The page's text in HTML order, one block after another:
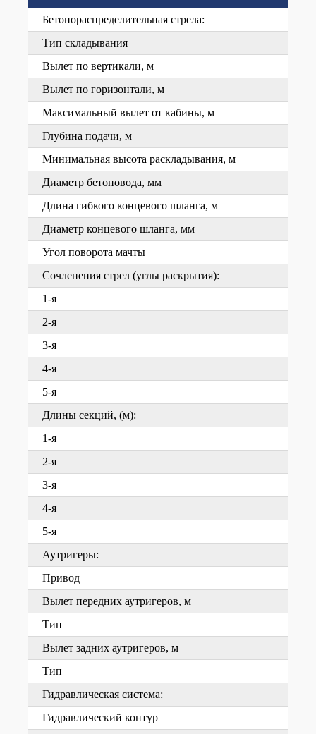
Бетонораспределительная стрела:
Тип складывания
Вылет по вертикали, м
Вылет по горизонтали, м
Максимальный вылет от кабины, м
Глубина подачи, м
Минимальная высота раскладывания, м
Диаметр бетоновода, мм
Длина гибкого концевого шланга, м
Диаметр концевого шланга, мм
Угол поворота мачты
Сочленения стрел (углы раскрытия):
1-я
2-я
3-я
4-я
5-я
Длины секций, (м):
1-я
2-я
3-я
4-я
5-я
Аутригеры:
Привод
Вылет передних аутригеров, м
Тип
Вылет задних аутригеров, м
Тип
Гидравлическая система:
Гидравлический контур